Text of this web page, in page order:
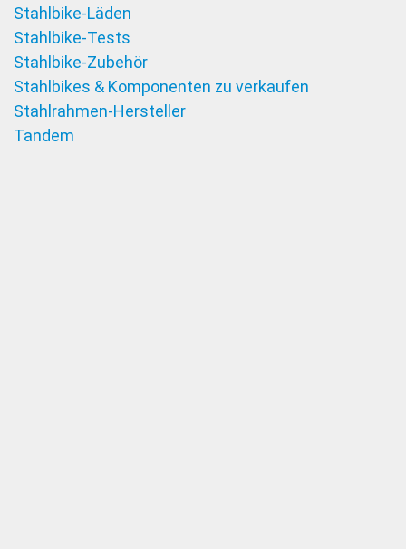
Stahlbike-Läden
Stahlbike-Tests
Stahlbike-Zubehör
Stahlbikes & Komponenten zu verkaufen
Stahlrahmen-Hersteller
Tandem